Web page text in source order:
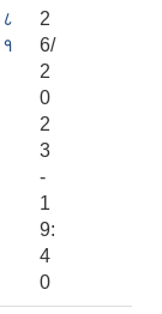
८
१
2
6/
2
0
2
3
-
1
9:
4
0